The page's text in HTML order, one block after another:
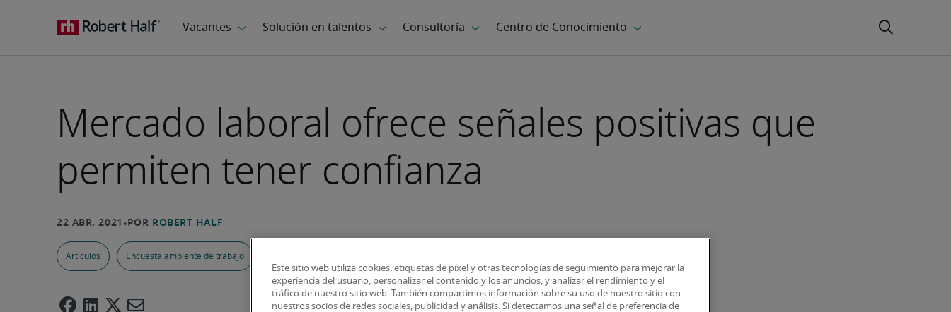
Mercado laboral ofrece señales positivas que
permiten tener confianza
Artículos Encuesta ambiente de trabajo
Este sitio web utiliza cookies, etiquetas de píxel y otras tecnologías de seguimiento para mejorar la
experiencia del usuario, personalizar el contenido y los anuncios, y analizar el rendimiento y el
tráfico de nuestro sitio web. También compartimos información sobre su uso de nuestro sitio con
nuestros socios de redes sociales, publicidad y análisis. Si detectamos una señal de preferencia de